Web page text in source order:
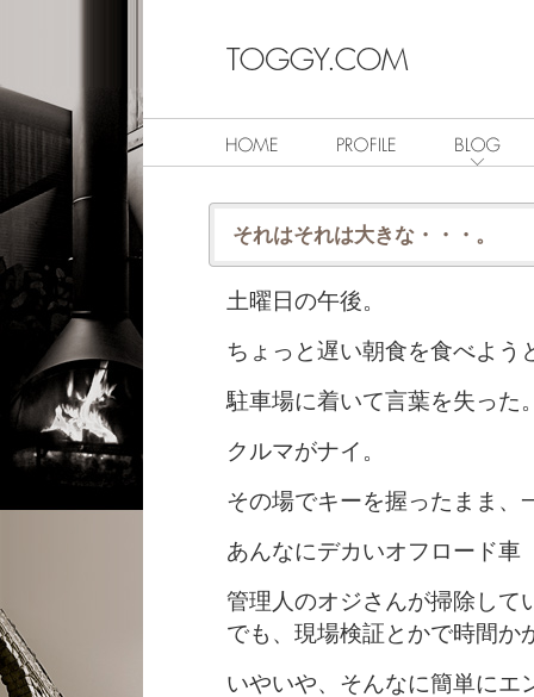
それはそれは大きな・・・。
土曜日の午後。
ちょっと遅い朝食を食べよう
駐車場に着いて言葉を失った
クルマがナイ。
その場でキーを握ったまま、
あんなにデカいオフロード
管理人のオジさんが掃除して
でも、現場検証とかで時間
いやいや、そんなに簡単にエ